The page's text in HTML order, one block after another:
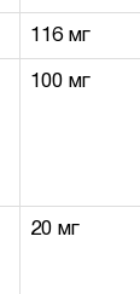
116 мг
100 мг
20 мг